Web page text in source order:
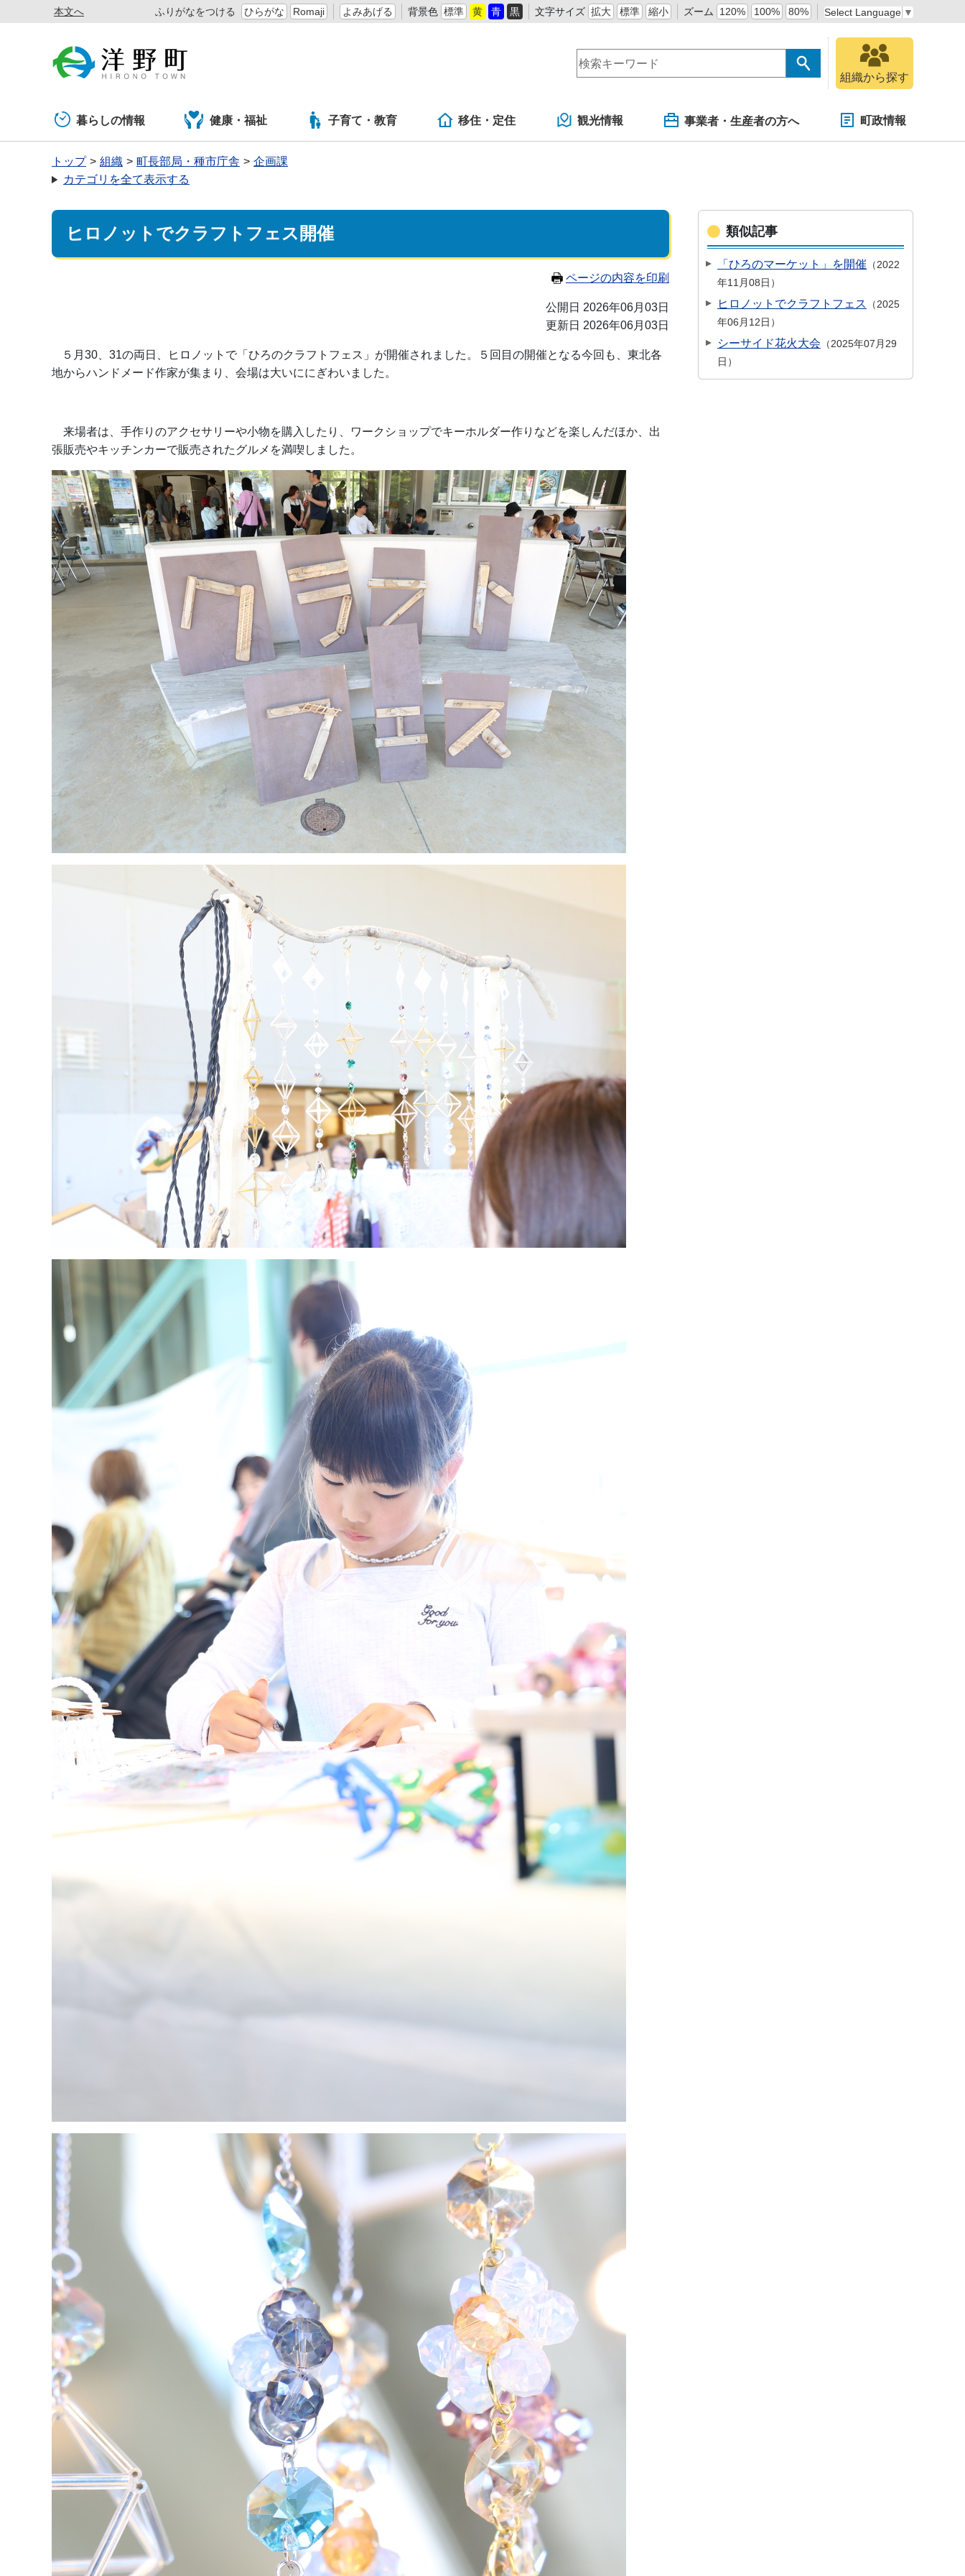
本文へ ふりがなをつける ひらがな Romaji よみあげる 背景色 標準 黄 青 黒 文字サイズ 拡大 標準 縮小 ズーム 120% 100% 80% Select Language ▼
組織から探す
暮らしの情報 健康・福祉 子育て・教育 移住・定住 観光情報 事業者・生産者の方へ 町政情報
トップ 組織 町長部局・種市庁舎
企画課
カテゴリを全て表示する
ヒロノットでクラフトフェス開催
ページの内容を印刷
公開日 2026年06月03日
更新日 2026年06月03日
５月30、31の両日、ヒロノットで「ひろのクラフトフェス」が開催されました。５回目の開催となる今回も、東北各
地からハンドメード作家が集まり、会場は大いににぎわいました。
来場者は、手作りのアクセサリーや小物を購入したり、ワークショップでキーホルダー作りなどを楽しんだほか、出
張販売やキッチンカーで販売されたグルメを満喫しました。
類似記事
「ひろのマーケット」を開催
2022
年11月08日
ヒロノットでクラフトフェス
2025
年06月12日
シーサイド花火大会
2025年07月29
日